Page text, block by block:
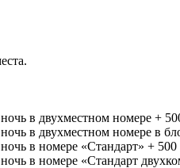
в двухместном номере +
в двухместном номере в
в номере «Стандарт» +
в номере «Стандарт